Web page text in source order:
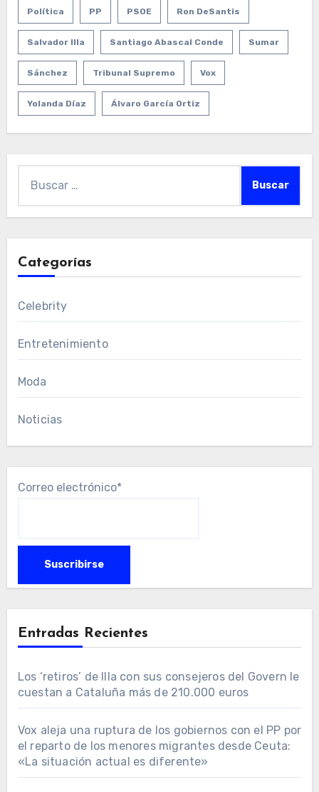
Política PP PSOE Ron DeSantis
Salvador Illa Santiago Abascal Conde Sumar
Sánchez Tribunal Supremo Vox
Yolanda Díaz Álvaro García Ortiz
Categorías
Celebrity
Entretenimiento
Moda
Noticias
Correo electrónico*
Entradas Recientes
Los ‘retiros’ de Illa con sus consejeros del Govern le
cuestan a Cataluña más de 210.000 euros
Vox aleja una ruptura de los gobiernos con el PP por
el reparto de los menores migrantes desde Ceuta:
«La situación actual es diferente»